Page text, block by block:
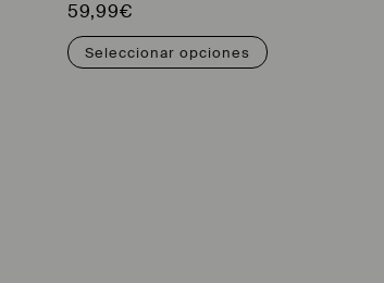
Precio
habitual
59,99€
Seleccionar opciones